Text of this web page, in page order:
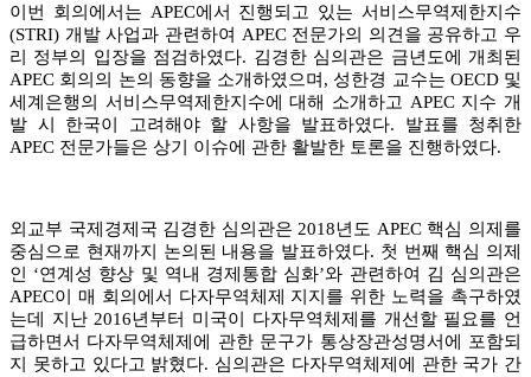
이번 회의에서는 APEC에서 진행되고 있는 서비스무역제한지수
(STRI) 개발 사업과 관련하여 APEC 전문가의 의견을 공유하고 우
리 정부의 입장을 점검하였다. 김경한 심의관은 금년도에 개최된
APEC 회의의 논의 동향을 소개하였으며, 성한경 교수는 OECD 및
세계은행의 서비스무역제한지수에 대해 소개하고 APEC 지수 개
발 시 한국이 고려해야 할 사항을 발표하였다. 발표를 청취한
APEC 전문가들은 상기 이슈에 관한 활발한 토론을 진행하였다.
외교부 국제경제국 김경한 심의관은 2018년도 APEC 핵심 의제를
중심으로 현재까지 논의된 내용을 발표하였다. 첫 번째 핵심 의제
인 ‘연계성 향상 및 역내 경제통합 심화’와 관련하여 김 심의관은
APEC이 매 회의에서 다자무역체제 지지를 위한 노력을 촉구하였
는데 지난 2016년부터 미국이 다자무역체제를 개선할 필요를 언
급하면서 다자무역체제에 관한 문구가 통상장관성명서에 포함되
지 못하고 있다고 밝혔다. 심의관은 다자무역체제에 관한 국가 간